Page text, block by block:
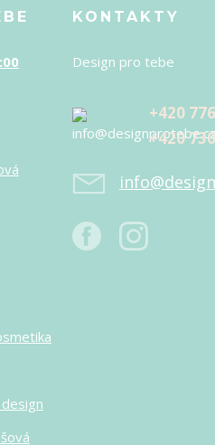
KONTAKTY
Design pro tebe
+420
+420